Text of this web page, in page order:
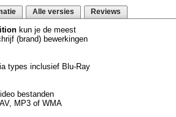
Alle versies Reviews
kun je de meest
(brand) bewerkingen
types inclusief Blu-Ray
bestanden
MP3 of WMA